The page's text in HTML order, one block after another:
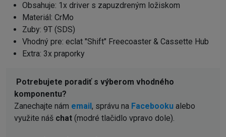
Obsahuje: 1x driver s zapuzdreným ložiskom
Materiál: CrMo
Zuby: 9T (SDS)
Vhodný pre: eclat "Shift" Freecoaster & Cassette Hub
Extra: 3x praporky
Potrebujete poradiť s výberom vhodného
komponentu?
Zanechajte nám email , správu na Facebooku alebo
využite náš chat (modré tlačidlo vpravo dole).